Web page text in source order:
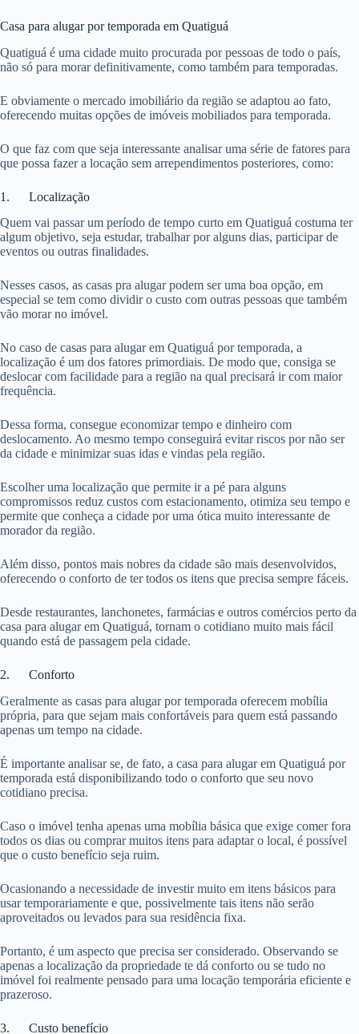
Casa para alugar por temporada em Quatiguá
Quatiguá é uma cidade muito procurada por pessoas de todo o país,
não só para morar definitivamente, como também para temporadas.
E obviamente o mercado imobiliário da região se adaptou ao fato,
oferecendo muitas opções de imóveis mobiliados para temporada.
O que faz com que seja interessante analisar uma série de fatores para
que possa fazer a locação sem arrependimentos posteriores, como:
1. Localização
Quem vai passar um período de tempo curto em Quatiguá costuma ter
algum objetivo, seja estudar, trabalhar por alguns dias, participar de
eventos ou outras finalidades.
Nesses casos, as casas pra alugar podem ser uma boa opção, em
especial se tem como dividir o custo com outras pessoas que também
vão morar no imóvel.
No caso de casas para alugar em Quatiguá por temporada, a
localização é um dos fatores primordiais. De modo que, consiga se
deslocar com facilidade para a região na qual precisará ir com maior
frequência.
Dessa forma, consegue economizar tempo e dinheiro com
deslocamento. Ao mesmo tempo conseguirá evitar riscos por não ser
da cidade e minimizar suas idas e vindas pela região.
Escolher uma localização que permite ir a pé para alguns
compromissos reduz custos com estacionamento, otimiza seu tempo e
permite que conheça a cidade por uma ótica muito interessante de
morador da região.
Além disso, pontos mais nobres da cidade são mais desenvolvidos,
oferecendo o conforto de ter todos os itens que precisa sempre fáceis.
Desde restaurantes, lanchonetes, farmácias e outros comércios perto da
casa para alugar em Quatiguá, tornam o cotidiano muito mais fácil
quando está de passagem pela cidade.
2. Conforto
Geralmente as casas para alugar por temporada oferecem mobília
própria, para que sejam mais confortáveis para quem está passando
apenas um tempo na cidade.
É importante analisar se, de fato, a casa para alugar em Quatiguá por
temporada está disponibilizando todo o conforto que seu novo
cotidiano precisa.
Caso o imóvel tenha apenas uma mobília básica que exige comer fora
todos os dias ou comprar muitos itens para adaptar o local, é possível
que o custo benefício seja ruim.
Ocasionando a necessidade de investir muito em itens básicos para
usar temporariamente e que, possivelmente tais itens não serão
aproveitados ou levados para sua residência fixa.
Portanto, é um aspecto que precisa ser considerado. Observando se
apenas a localização da propriedade te dá conforto ou se tudo no
imóvel foi realmente pensado para uma locação temporária eficiente e
prazeroso.
3. Custo benefício